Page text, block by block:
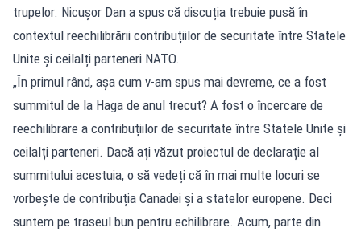
trupelor. Nicușor Dan a spus că discuția trebuie pusă în
contextul reechilibrării contribuțiilor de securitate între Statele
Unite și ceilalți parteneri NATO.
„În primul rând, așa cum v-am spus mai devreme, ce a fost
summitul de la Haga de anul trecut? A fost o încercare de
reechilibrare a contribuțiilor de securitate între Statele Unite și
ceilalți parteneri. Dacă ați văzut proiectul de declarație al
summitului acestuia, o să vedeți că în mai multe locuri se
vorbește de contribuția Canadei și a statelor europene. Deci
suntem pe traseul bun pentru echilibrare. Acum, parte din